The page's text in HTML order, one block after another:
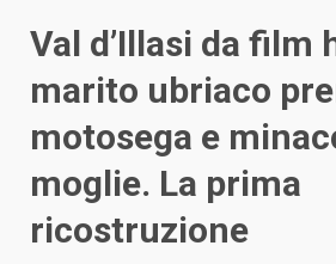
Val d’Illasi da film
marito ubriaco
motosega e
moglie. La prima
ricostruzione